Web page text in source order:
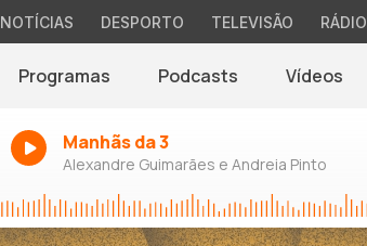
NOTÍCIAS DESPORTO TELEVISÃO RÁDIO
Programas Podcasts Vídeos
Manhãs da 3
Alexandre Guimarães e Andreia Pinto